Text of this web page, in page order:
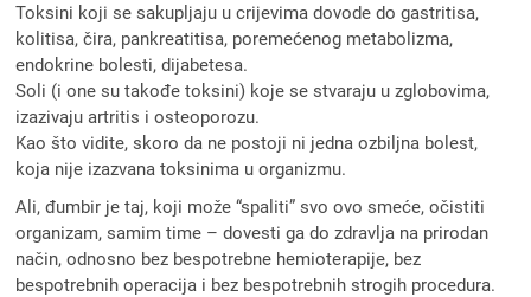
Toksini koji se sakupljaju u crijevima dovode do gastritisa,
kolitisa, čira, pankreatitisa, poremećenog metabolizma,
endokrine bolesti, dijabetesa.
Soli (i one su takođe toksini) koje se stvaraju u zglobovima,
izazivaju artritis i osteoporozu.
Kao što vidite, skoro da ne postoji ni jedna ozbiljna bolest,
koja nije izazvana toksinima u organizmu.
Ali, đumbir je taj, koji može “spaliti” svo ovo smeće, očistiti
organizam, samim time – dovesti ga do zdravlja na prirodan
način, odnosno bez bespotrebne hemioterapije, bez
bespotrebnih operacija i bez bespotrebnih strogih procedura.